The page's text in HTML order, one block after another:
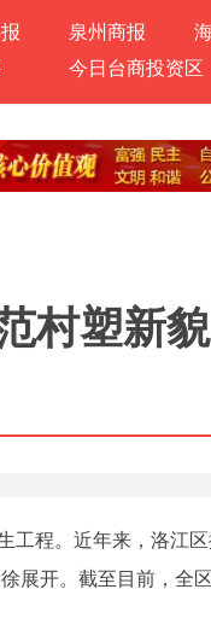
泉州商报
今日台商投资区
村塑新貌
程。近年来，洛江区
展开。截至目前，全